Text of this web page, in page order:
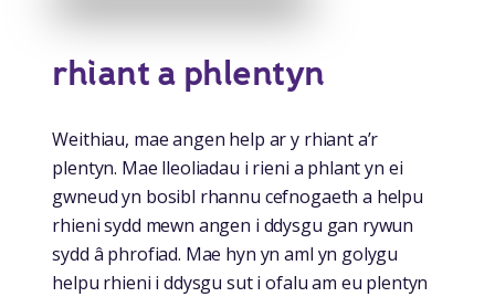
rhiant a phlentyn
Weithiau, mae angen help ar y rhiant a’r
plentyn. Mae lleoliadau i rieni a phlant yn ei
gwneud yn bosibl rhannu cefnogaeth a helpu
rhieni sydd mewn angen i ddysgu gan rywun
sydd â phrofiad. Mae hyn yn aml yn golygu
helpu rhieni i ddysgu sut i ofalu am eu plentyn